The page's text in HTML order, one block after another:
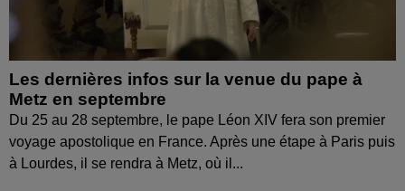
Les dernières infos sur la venue du pape à
Metz en septembre
Du 25 au 28 septembre, le pape Léon XIV fera son premier
voyage apostolique en France. Après une étape à Paris puis
à Lourdes, il se rendra à Metz, où il...